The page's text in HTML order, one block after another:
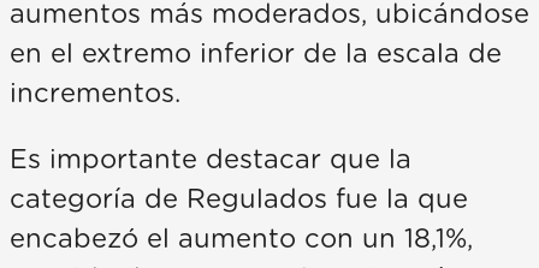
aumentos más moderados, ubicándose
en el extremo inferior de la escala de
incrementos.
Es importante destacar que la
categoría de Regulados fue la que
encabezó el aumento con un 18,1%,